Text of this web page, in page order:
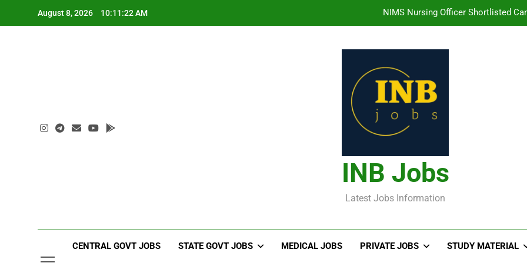
August 8, 2026 10:11:23 AM తిరుమల తిరుపతి దేవస్థానం సంస్థలో
NIMS Nursing Officer Shortlisted
తిరుమల తిరుపతి దేవస్థానం సంస్థలో ఉద్యోగాలు
INB Jobs
Latest Jobs Information
CENTRAL GOVT JOBS STATE GOVT JOBS MEDICAL JOBS PRIVATE JOBS STUDY MATERIAL